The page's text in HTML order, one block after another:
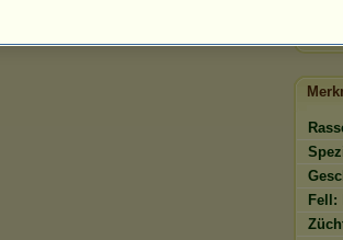
Fell: